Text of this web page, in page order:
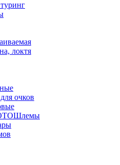
локтя
очков
Шлемы